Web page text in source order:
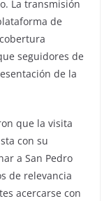
La transmisión
de
seguidores de
de la
que la visita
con su
a San Pedro
de relevancia
acercarse con